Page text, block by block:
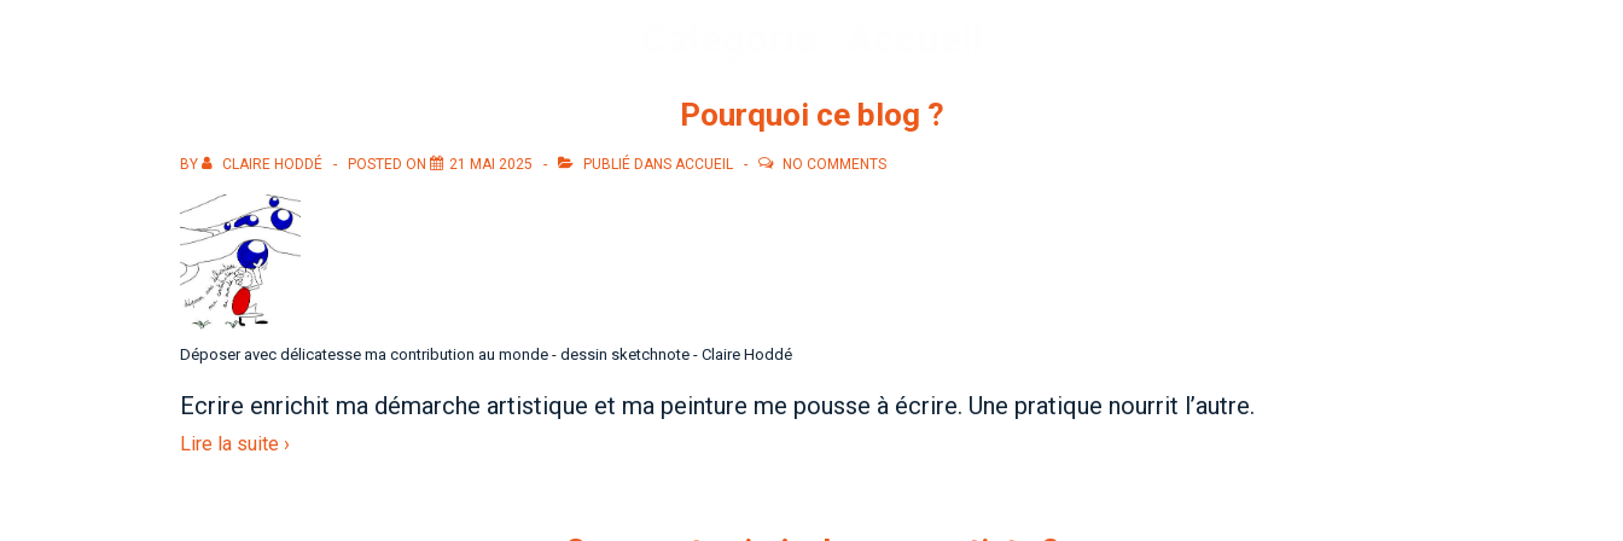
Pourquoi ce blog ?
BY CLAIRE HODDÉ POSTED ON 21 MAI 2025 PUBLIÉ DANSACCUEIL NO COMMENTS
Déposer avec délicatesse ma contribution au monde - dessin sketchnote - Claire Hoddé
Ecrire enrichit ma démarche artistique et ma peinture me pousse à écrire. Une pratique nourrit l’autre.
Lire la suite ›